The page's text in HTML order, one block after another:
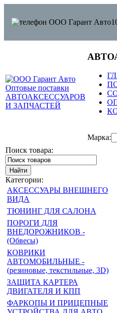
Марка:
Поиск товара:
Категории:
АКСЕССУАРЫ ВНЕШНЕГО
ВИДА
ТЮНИНГ ДЛЯ САЛОНА
ПОРОГИ ДЛЯ
ВНЕДОРОЖНИКОВ -
(Обвесы)
КОВРИКИ
АВТОМОБИЛЬНЫЕ -
(резиновые, текстильные, 3D)
ЗАЩИТА КАРТЕРА
ДВИГАТЕЛЯ И КПП
ФАРКОПЫ И ПРИЦЕПНЫЕ